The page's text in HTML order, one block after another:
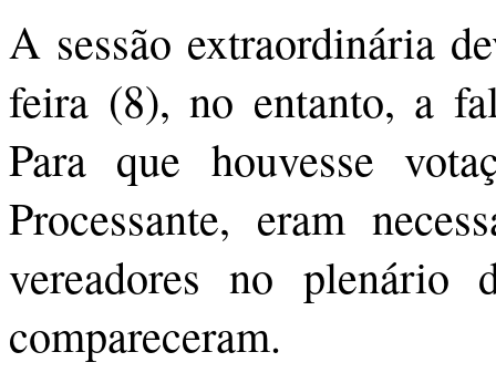
A sessão extraordinária
feira (8), no entanto, a
Para que houvesse
Processante, eram
vereadores no plenário
compareceram.